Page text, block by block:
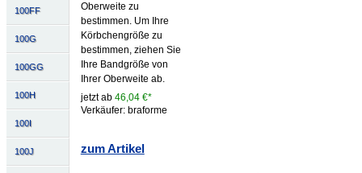
100FF
100G
100GG
100H
100I
100J
Oberweite zu
bestimmen. Um Ihre
Körbchengröße zu
bestimmen, ziehen Sie
Ihre Bandgröße von
Ihrer Oberweite ab.
jetzt ab 46,04 €*
Verkäufer: braforme
zum Artikel